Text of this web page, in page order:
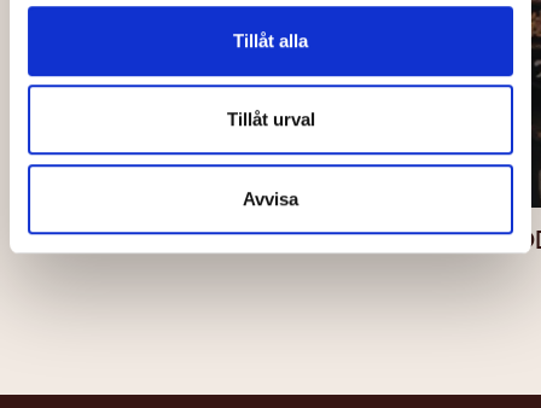
Tillåt alla
Tillåt urval
Avvisa
BEST IN SHOW